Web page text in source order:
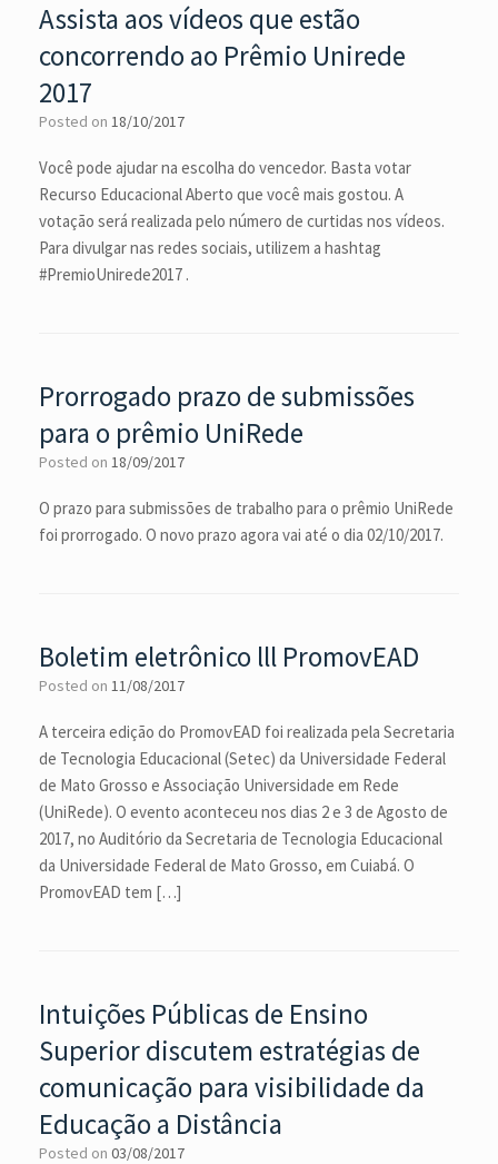
Assista aos vídeos que estão
concorrendo ao Prêmio Unirede
2017
Posted on 18/10/2017
Você pode ajudar na escolha do vencedor. Basta votar
Recurso Educacional Aberto que você mais gostou. A
votação será realizada pelo número de curtidas nos vídeos.
Para divulgar nas redes sociais, utilizem a hashtag
#PremioUnirede2017 .
Prorrogado prazo de submissões
para o prêmio UniRede
Posted on 18/09/2017
O prazo para submissões de trabalho para o prêmio UniRede
foi prorrogado. O novo prazo agora vai até o dia 02/10/2017.
Boletim eletrônico lll PromovEAD
Posted on 11/08/2017
A terceira edição do PromovEAD foi realizada pela Secretaria
de Tecnologia Educacional (Setec) da Universidade Federal
de Mato Grosso e Associação Universidade em Rede
(UniRede). O evento aconteceu nos dias 2 e 3 de Agosto de
2017, no Auditório da Secretaria de Tecnologia Educacional
da Universidade Federal de Mato Grosso, em Cuiabá. O
PromovEAD tem […]
Intuições Públicas de Ensino
Superior discutem estratégias de
comunicação para visibilidade da
Educação a Distância
Posted on 03/08/2017